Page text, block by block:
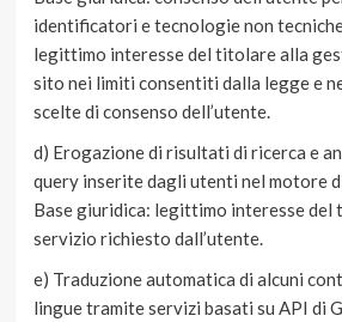
identificatori e tecnologie non
legittimo interesse del titolare alla
sito nei limiti consentiti dalla legge e
scelte di consenso dell’utente.
d) Erogazione di risultati di ricerca e
query inserite dagli utenti nel motore
Base giuridica: legittimo interesse
servizio richiesto dall’utente.
e) Traduzione automatica di alcuni
lingue tramite servizi basati su API di